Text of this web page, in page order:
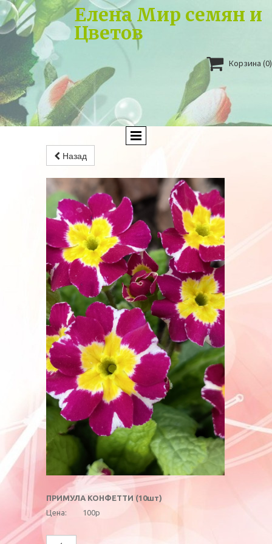
Елена Мир семян и
Цветов
 Корзина (0)
Назад
ПРИМУЛА КОНФЕТТИ (10шт)
Цена:
100р